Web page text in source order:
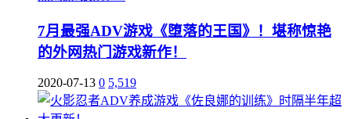
7月最强ADV游戏《堕落的王国》！堪称惊艳
的外网热门游戏新作！
2020-07-13 0 5,519